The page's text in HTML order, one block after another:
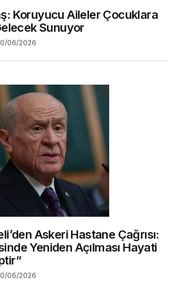
Koruyucu Aileler Çocuklara
Sunuyor
06/2026
Askeri Hastane Çağrısı:
Yeniden Açılması Hayati
06/2026